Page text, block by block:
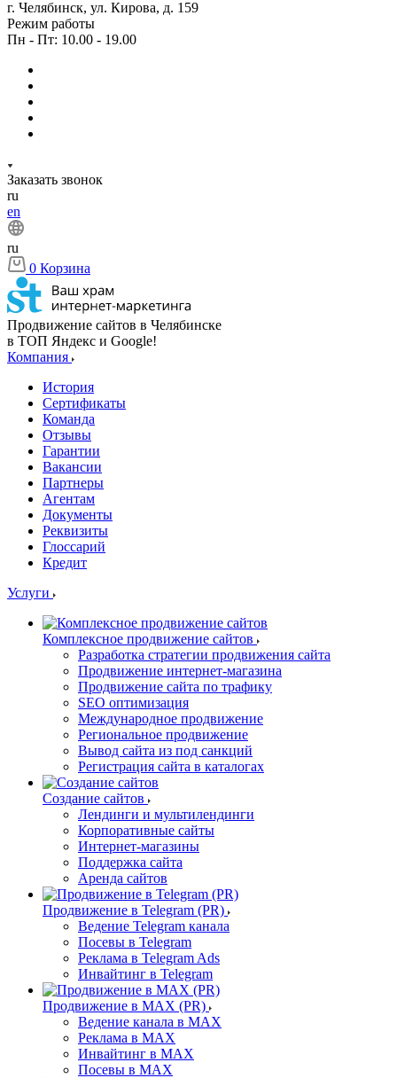
г. Челябинск, ул. Кирова, д. 159
Режим работы
Пн - Пт: 10.00 - 19.00
Заказать звонок
ru
en
ru
0 Корзина
Продвижение сайтов в Челябинске
в ТОП Яндекс и Google!
Компания
История
Сертификаты
Команда
Отзывы
Гарантии
Вакансии
Партнеры
Агентам
Документы
Реквизиты
Глоссарий
Кредит
Услуги
Комплексное продвижение сайтов
Разработка стратегии продвижения сайта
Продвижение интернет-магазина
Продвижение сайта по трафику
SEO оптимизация
Международное продвижение
Региональное продвижение
Вывод сайта из под санкций
Регистрация сайта в каталогах
Создание сайтов
Лендинги и мультилендинги
Корпоративные сайты
Интернет-магазины
Поддержка сайта
Аренда сайтов
Продвижение в Telegram (PR)
Ведение Telegram канала
Посевы в Telegram
Реклама в Telegram Ads
Инвайтинг в Telegram
Продвижение в MAX (PR)
Ведение канала в MAX
Реклама в MAX
Инвайтинг в MAX
Посевы в MAX